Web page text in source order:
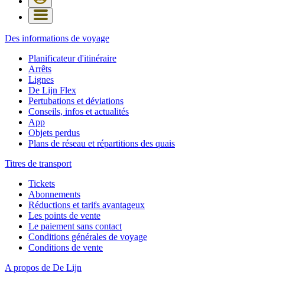
Des informations de voyage
Planificateur d'itinéraire
Arrêts
Lignes
De Lijn Flex
Pertubations et déviations
Conseils, infos et actualités
App
Objets perdus
Plans de réseau et répartitions des quais
Titres de transport
Tickets
Abonnements
Réductions et tarifs avantageux
Les points de vente
Le paiement sans contact
Conditions générales de voyage
Conditions de vente
A propos de De Lijn